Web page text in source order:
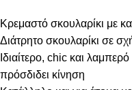
Κρεμαστό σκουλαρίκι με
Διάτρητο σκουλαρίκι σε
Ιδιαίτερο, chic και
πρόσδιδει κίνηση